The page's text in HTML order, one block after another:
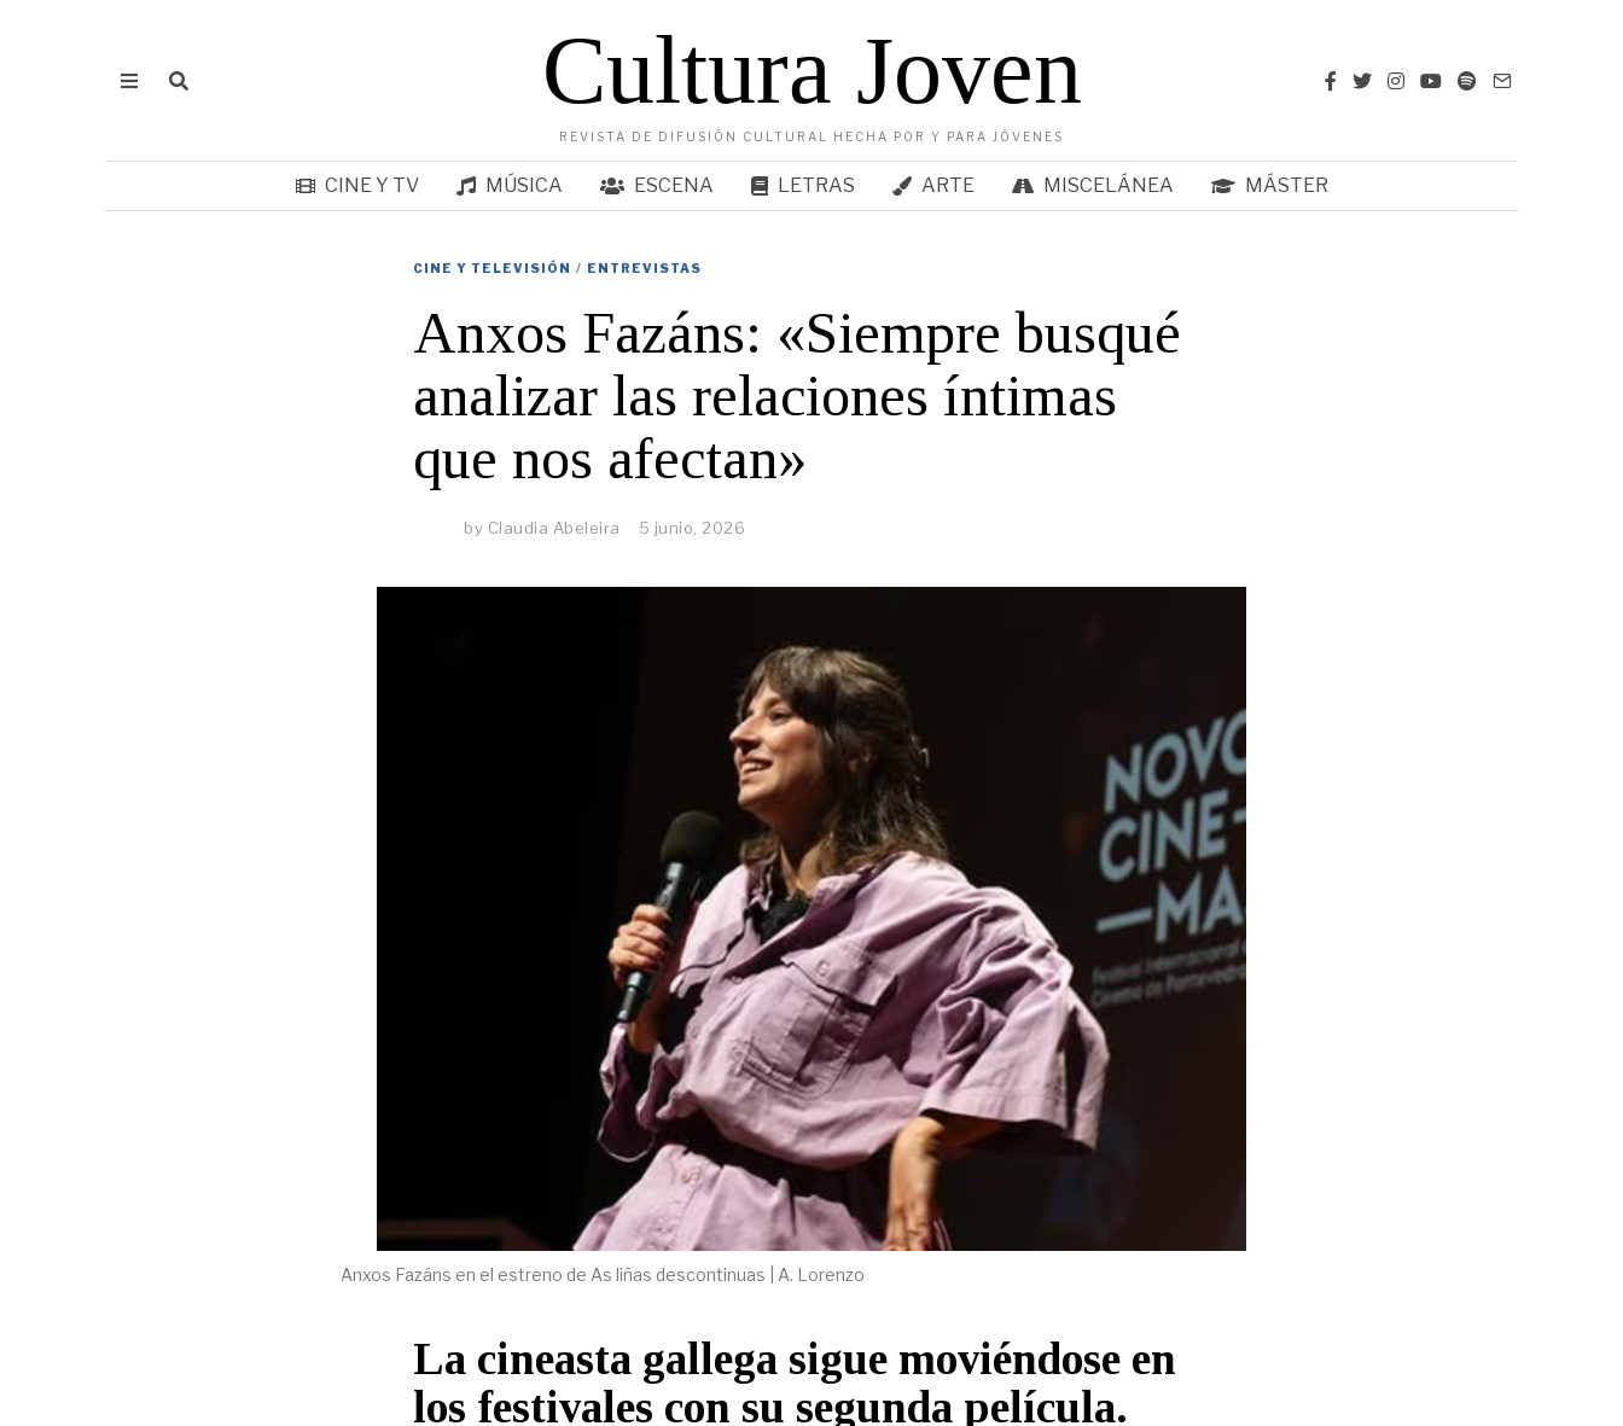
Cultura Joven
REVISTA DE DIFUSIÓN CULTURAL HECHA POR Y PARA JÓVENES
CINE Y TV MÚSICA ESCENA LETRAS ARTE MISCELÁNEA MÁSTER
CINE Y TELEVISIÓN / ENTREVISTAS
Anxos Fazáns: «Siempre busqué
analizar las relaciones íntimas
que nos afectan»
by Claudia Abeleira 5 junio, 2026
Anxos Fazáns en el estreno de As liñas descontinuas | A. Lorenzo
La cineasta gallega sigue moviéndose en
los festivales con su segunda película.